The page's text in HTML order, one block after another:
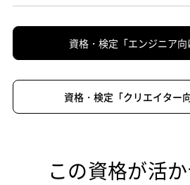
資格・検定「エンジニア向
資格・検定「クリエイター
この資格が活